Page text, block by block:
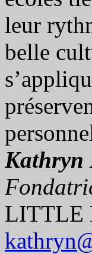
leur
belle
LITTLE